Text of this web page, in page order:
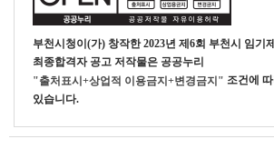
부천시청이(가) 창작한2023년 제6회 부천시 임기
최종합격자 공고 저작물은 공공누리
"출처표시+상업적 이용금지+변경금지" 조건에
있습니다.